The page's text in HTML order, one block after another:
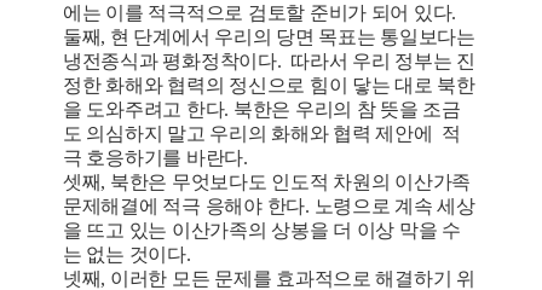
에는 이를 적극적으로 검토할 준비가 되어 있다.
둘째, 현 단계에서 우리의 당면 목표는 통일보다는
냉전종식과 평화정착이다. 따라서 우리 정부는 진
정한 화해와 협력의 정신으로 힘이 닿는 대로 북한
을 도와주려고 한다. 북한은 우리의 참 뜻을 조금
도 의심하지 말고 우리의 화해와 협력 제안에 적
극 호응하기를 바란다.
셋째, 북한은 무엇보다도 인도적 차원의 이산가족
문제해결에 적극 응해야 한다. 노령으로 계속 세상
을 뜨고 있는 이산가족의 상봉을 더 이상 막을 수
는 없는 것이다.
넷째, 이러한 모든 문제를 효과적으로 해결하기 위